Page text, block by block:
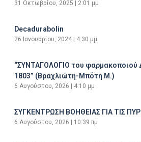
31 Οκτωβρίου, 2025 2:01 μμ
Decadurabolin
26 Ιανουαρίου, 2024 4:30 μμ
“ΣΥΝΤΑΓΟΛΟΓΙΟ του φαρμακοποιού
1803” (Βραχλιώτη-Μπότη Μ.)
6 Αυγούστου, 2026 4:10 μμ
ΣΥΓΚΕΝΤΡΩΣΗ ΒΟΗΘΕΙΑΣ ΓΙΑ ΤΙΣ
6 Αυγούστου, 2026 10:39 πμ